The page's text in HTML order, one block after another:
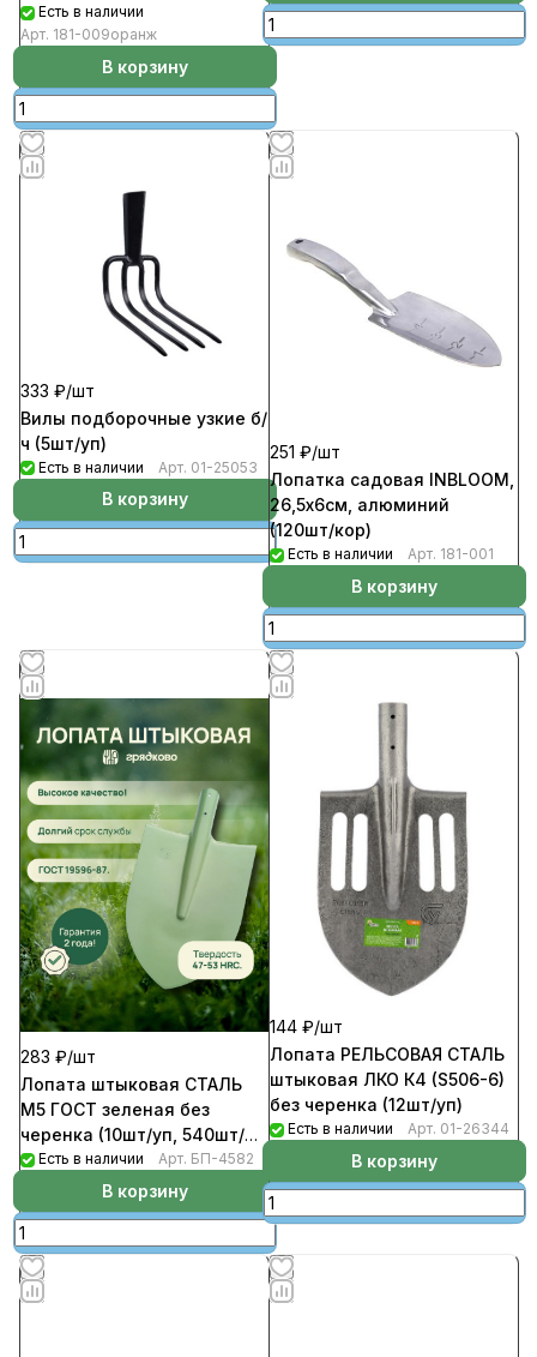
Есть в наличии
Арт. 181-009оранж
В корзину
333 ₽/шт
Вилы подборочные узкие б/
ч (5шт/уп)
Есть в наличии Арт. 01-25053
В корзину
251 ₽/шт
Лопатка садовая INBLOOM,
26,5х6см, алюминий
(120шт/кор)
Есть в наличии Арт. 181-001
В корзину
283 ₽/шт
Лопата штыковая СТАЛЬ
М5 ГОСТ зеленая без
черенка (10шт/уп, 540шт/
пал) Россия
Есть в наличии Арт. БП-4582
В корзину
144 ₽/шт
Лопата РЕЛЬСОВАЯ СТАЛЬ
штыковая ЛКО К4 (S506-6)
без черенка (12шт/уп)
Есть в наличии Арт. 01-26344
В корзину